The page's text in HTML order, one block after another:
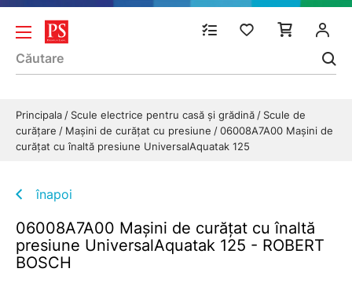
Principala Scule electrice pentru casă și grădină
Scule de
curăţare
Maşini de curăţat cu presiune
06008A7A00 Maşini de
curăţat cu înaltă presiune UniversalAquatak 125
înapoi
06008A7A00 Maşini de curăţat cu înaltă
presiune UniversalAquatak 125 - ROBERT
BOSCH